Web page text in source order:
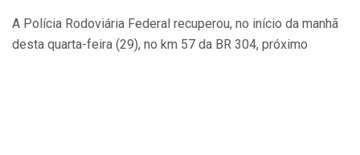
A Polícia Rodoviária Federal recuperou, no início da manhã
desta quarta-feira (29), no km 57 da BR 304, próximo